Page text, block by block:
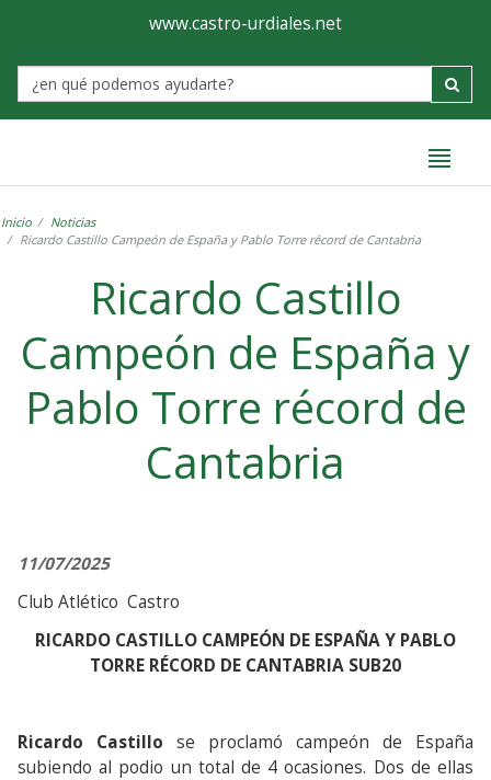
Ayuntamiento
de
Castro-
www.castro-urdiales.net
Label
Inicio
Noticias
Ricardo Castillo Campeón de España y Pablo Torre récord de Cantabria
Ricardo Castillo
Campeón de España y
Pablo Torre récord de
Cantabria
11/07/2025
Club Atlético Castro
RICARDO CASTILLO CAMPEÓN DE ESPAÑA Y PABLO
TORRE RÉCORD DE CANTABRIA SUB20
Ricardo Castillo se proclamó campeón de España
subiendo al podio un total de 4 ocasiones. Dos de ellas